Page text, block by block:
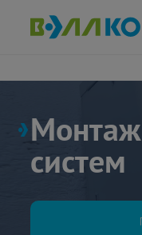
Монтаж
систем